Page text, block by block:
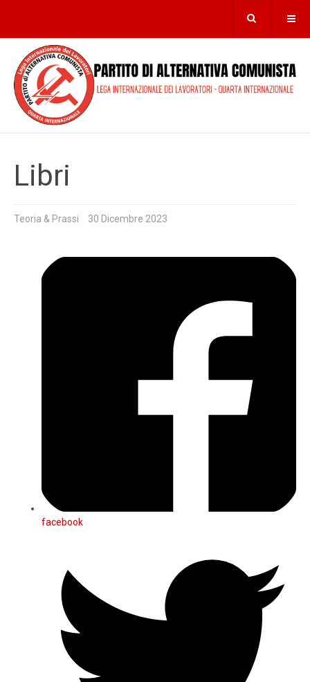
Libri
Teoria & Prassi 30 Dicembre 2023
facebook